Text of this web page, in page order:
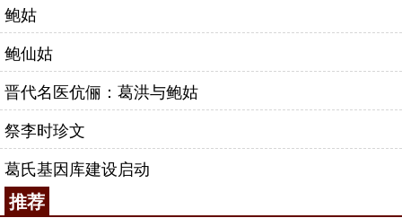
鲍姑
鲍仙姑
晋代名医伉俪：葛洪与鲍姑
祭李时珍文
葛氏基因库建设启动
推荐